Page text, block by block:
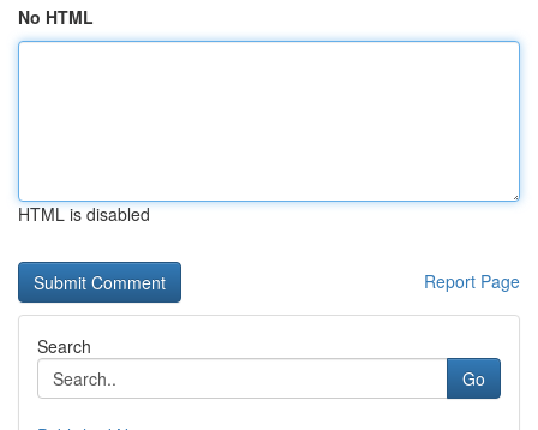
No HTML
HTML is disabled
Report Page
Search
Go